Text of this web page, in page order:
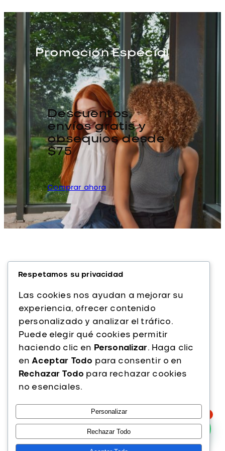
Promoción Especial
Descuentos,
envíos gratis y
obsequios desde
$75
Comprar ahora
Alfaparf Milano es una marca italiana líder
en cuidado capilar profesional. Con más
de 40 años de experiencia, ofrecemos
productos de alta calidad que combinan
innovación, tecnología y pasión por la
belleza del cabello.
Instagram
Facebook
TikTok
PRODUCTOS
Respetamos su privacidad
Las cookies nos ayudan a mejorar su
experiencia, ofrecer contenido
personalizado y analizar el tráfico.
Puede elegir qué cookies permitir
haciendo clic en Personalizar. Haga clic
en Aceptar Todo para consentir o en
Rechazar Todo para rechazar cookies
no esenciales.
Personalizar
Rechazar Todo